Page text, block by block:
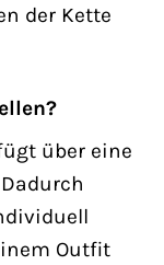
der Kette
über eine
Outfit